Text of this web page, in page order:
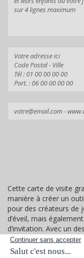
Cette carte de visite
manière à créer un
pour des créateurs de
d’éveil, mais
d’invitation. Avec un
dessin de girafe et la
peut être conçue